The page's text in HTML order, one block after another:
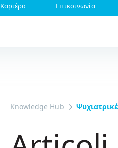
Καριέρα Επικοινωνία
Knowledge Hub